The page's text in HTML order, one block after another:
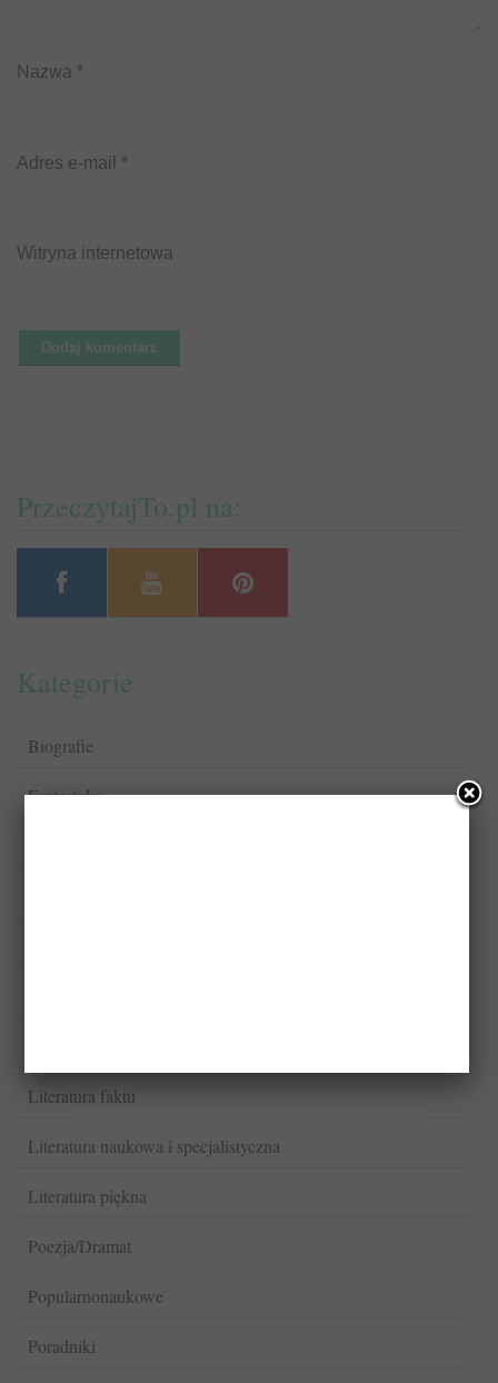
Nazwa *
Adres e-mail *
Witryna internetowa
PrzeczytajTo.pl na:
Kategorie
Biografie
Fantastyka
Literatura faktu
Literatura naukowa i specjalistyczna
Literatura piękna
Poezja/Dramat
Popularnonaukowe
Poradniki